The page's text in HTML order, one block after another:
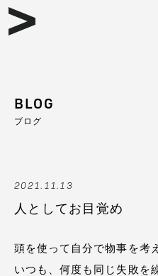
BLOG
ブログ
2021.11.13
人としてお目覚め
頭を使って自分で物事を考
いつも、何度も同じ失敗を